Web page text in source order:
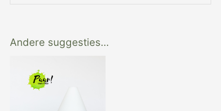
Andere suggesties…